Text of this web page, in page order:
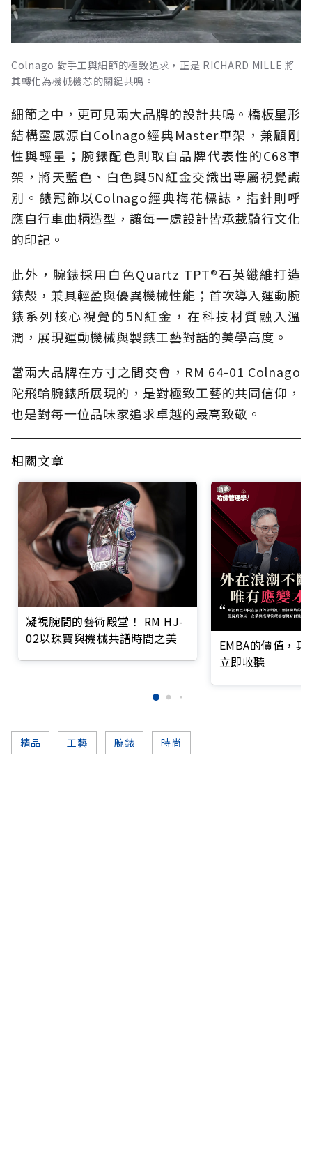
Colnago 對手工與細節的極致追求，正是 RICHARD MILLE 將
其轉化為機械機芯的關鍵共鳴。
細節之中，更可見兩大品牌的設計共鳴。橋板星形
結構靈感源自Colnago經典Master車架，兼顧剛
性與輕量；腕錶配色則取自品牌代表性的C68車
架，將天藍色、白色與5N紅金交織出專屬視覺識
別。錶冠飾以Colnago經典梅花標誌，指針則呼
應自行車曲柄造型，讓每一處設計皆承載騎行文化
的印記。
此外，腕錶採用白色Quartz TPT®石英纖維打造
錶殼，兼具輕盈與優異機械性能；首次導入運動腕
錶系列核心視覺的5N紅金，在科技材質融入溫
潤，展現運動機械與製錶工藝對話的美學高度。
當兩大品牌在方寸之間交會，RM 64-01 Colnago
陀飛輪腕錶所展現的，是對極致工藝的共同信仰，
也是對每一位品味家追求卓越的最高致敬。
相關文章
凝視腕間的藝術殿堂！ RM HJ-
02以珠寶與機械共譜時間之美
EMBA的價值，
立即收聽
精品 工藝 腕錶 時尚